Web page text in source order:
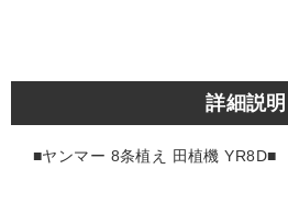
詳細説明
■ヤンマー 8条植え 田植機 YR8D■